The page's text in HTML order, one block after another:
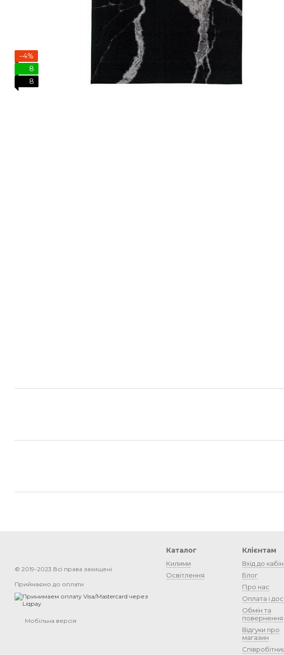
−4%
8
8
© 2019-2023 Всі права захищені
Приймаємо до оплати
Мобільна версія
Каталог
Килими
Освітлення
Клієнтам
Вхід до
Блог
Про нас
Оплата і
Обмін та
повернення
Відгуки про
магазин